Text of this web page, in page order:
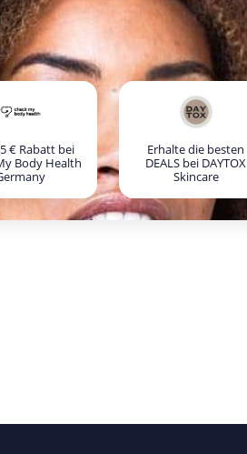
€ Rabatt bei
Body Health
Erhalte die besten
DEALS bei DAYTOX
Skincare